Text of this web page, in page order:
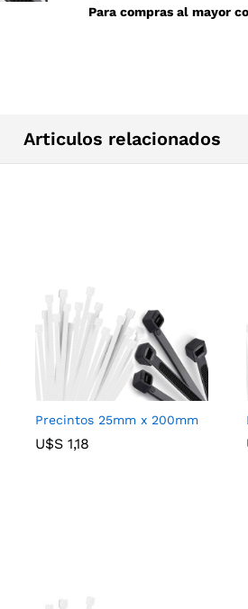
Para compras al mayor
Articulos relacionados
Precintos 25mm x 200mm
U$S 1,18
U$S 1,18